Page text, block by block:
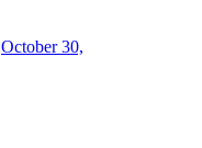
October 30,